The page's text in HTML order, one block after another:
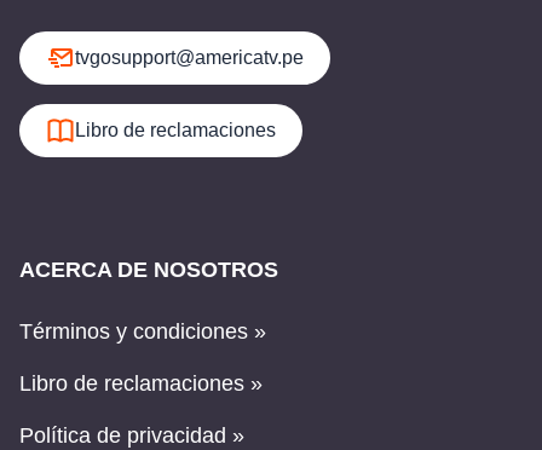
tvgosupport@americatv.pe
Libro de reclamaciones
ACERCA DE NOSOTROS
Términos y condiciones »
Libro de reclamaciones »
Política de privacidad »